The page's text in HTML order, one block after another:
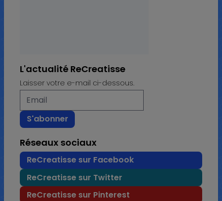
L'actualité ReCreatisse
Laisser votre e-mail ci-dessous.
Réseaux sociaux
ReCreatisse sur Facebook
ReCreatisse sur Twitter
ReCreatisse sur Pinterest